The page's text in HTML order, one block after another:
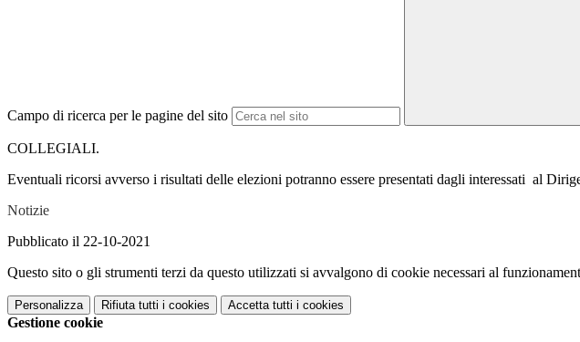
Campo di ricerca per le pagine del sito
COLLEGIALI.
Eventuali ricorsi avverso i risultati delle elezioni potranno essere presentati dagli interessati al
Notizie
Pubblicato il 22-10-2021
Questo sito o gli strumenti terzi da questo utilizzati si avvalgono di cookie necessari al
Personalizza Rifiuta tutti i cookies Accetta tutti i cookies
Gestione cookie